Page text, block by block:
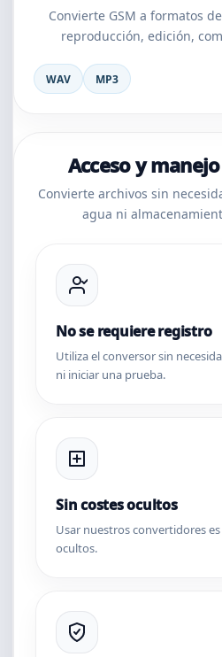
Convierte GSM a formatos
reproducción, edición,
WAV MP3
Acceso y
Convierte archivos sin
agua ni
No se requiere registro
Utiliza el conversor sin
ni iniciar una prueba.
Sin costes ocultos
Usar nuestros convertidores
ocultos.